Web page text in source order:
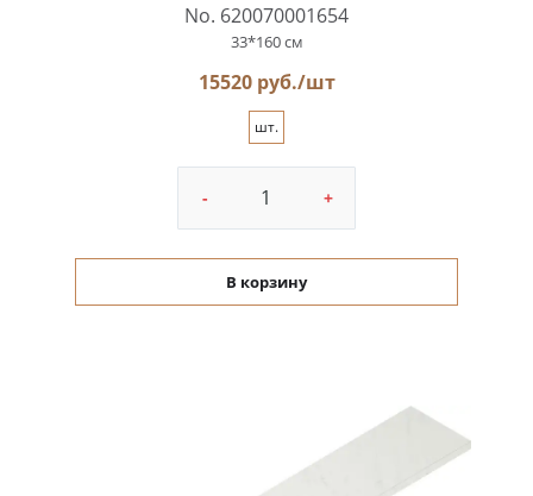
No. 620070001654
33*160 см
15520 руб./шт
шт.
- +
В корзину